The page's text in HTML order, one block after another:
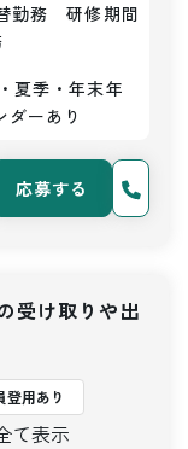
勤務　研修期間
夏季・年末年
ーあり
応募する
受け取りや出
登用あり
て表示